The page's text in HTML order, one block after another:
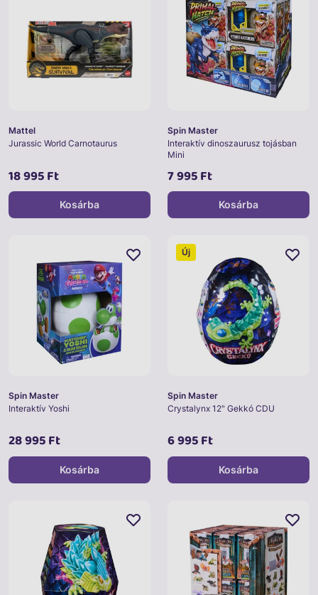
Mattel
Jurassic World Carnotaurus
18 995 Ft
Kosárba
Spin Master
Interaktív dinoszaurusz tojásban
Mini
7 995 Ft
Kosárba
Spin Master
Interaktív Yoshi
28 995 Ft
Kosárba
Spin Master
Crystalynx 12" Gekkó CDU
6 995 Ft
Új
Kosárba